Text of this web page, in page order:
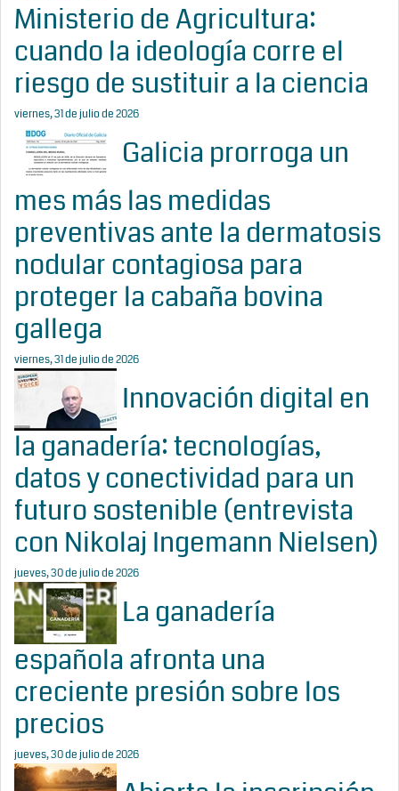
Ministerio de Agricultura:
cuando la ideología corre el
riesgo de sustituir a la ciencia
viernes, 31 de julio de 2026
Galicia prorroga un
mes más las medidas
preventivas ante la dermatosis
nodular contagiosa para
proteger la cabaña bovina
gallega
viernes, 31 de julio de 2026
Innovación digital en
la ganadería: tecnologías,
datos y conectividad para un
futuro sostenible (entrevista
con Nikolaj Ingemann Nielsen)
jueves, 30 de julio de 2026
La ganadería
española afronta una
creciente presión sobre los
precios
jueves, 30 de julio de 2026